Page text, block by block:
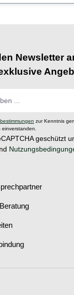
Newsletter
zur Kenntnis
geschützt